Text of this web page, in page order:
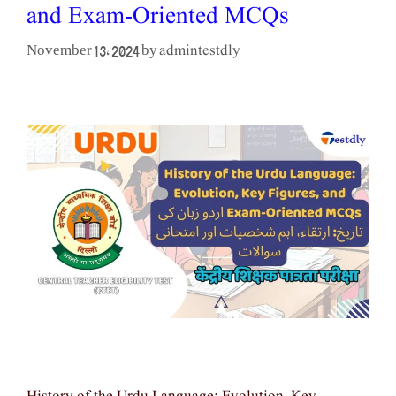
and Exam-Oriented MCQs
November 13, 2024 byadmintestdly